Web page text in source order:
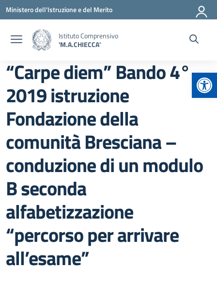
Vai ai contenuti
Vai al menu di navigazione
Vai al footer
Ministero dell'Istruzione e del Merito
Istituto Comprensivo
'M.A.CHIECCA'
“Carpe diem” Bando 4°
2019 istruzione
Fondazione della
comunità Bresciana –
conduzione di un modulo
B seconda
alfabetizzazione
“percorso per arrivare
all’esame”